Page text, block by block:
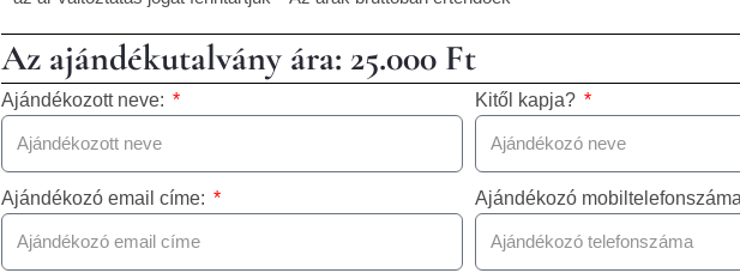
Az ajándékutalvány ára: 25.000 Ft
Ajándékozott neve: Kitől kapja?
Ajándékozó email címe: Ajándékozó